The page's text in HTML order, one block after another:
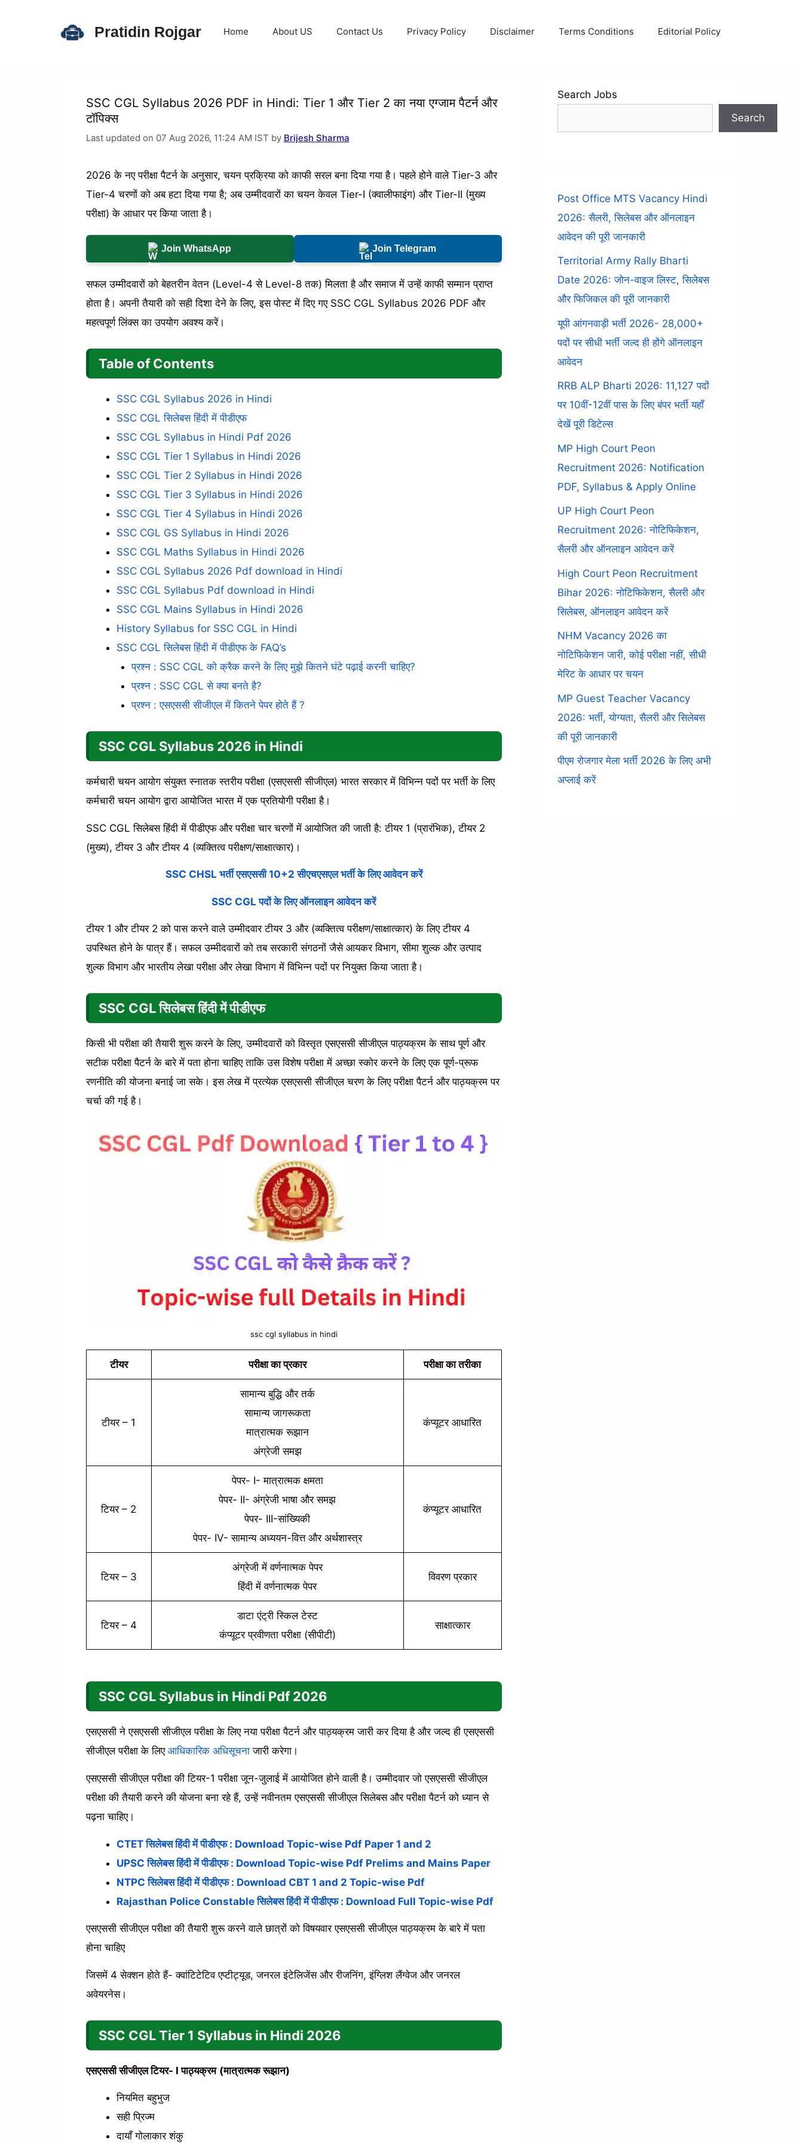
Pratidin Rojgar Home About US Contact Us Privacy Policy Disclaimer Terms Conditions Editorial Policy
SSC CGL Syllabus 2026 PDF in Hindi: Tier 1 और Tier 2 का नया एग्जाम पैटर्न और
टॉपिक्स
Last updated on 07 Aug 2026, 11:24 AM IST by Brijesh Sharma
2026 के नए परीक्षा पैटर्न के अनुसार, चयन प्रक्रिया को काफी सरल बना दिया गया है। पहले होने वाले Tier-3 और
Tier-4 चरणों को अब हटा दिया गया है; अब उम्मीदवारों का चयन केवल Tier-I (क्वालीफाइंग) और Tier-II (मुख्य
परीक्षा) के आधार पर किया जाता है।
Join WhatsApp Join Telegram
सफल उम्मीदवारों को बेहतरीन वेतन (Level-4 से Level-8 तक) मिलता है और समाज में उन्हें काफी सम्मान प्राप्त
होता है। अपनी तैयारी को सही दिशा देने के लिए, इस पोस्ट में दिए गए SSC CGL Syllabus 2026 PDF और
महत्वपूर्ण लिंक्स का उपयोग अवश्य करें।
Table of Contents
SSC CGL Syllabus 2026 in Hindi
SSC CGL सिलेबस हिंदी में पीडीएफ
SSC CGL Syllabus in Hindi Pdf 2026
SSC CGL Tier 1 Syllabus in Hindi 2026
SSC CGL Tier 2 Syllabus in Hindi 2026
SSC CGL Tier 3 Syllabus in Hindi 2026
SSC CGL Tier 4 Syllabus in Hindi 2026
SSC CGL GS Syllabus in Hindi 2026
SSC CGL Maths Syllabus in Hindi 2026
SSC CGL Syllabus 2026 Pdf download in Hindi
SSC CGL Syllabus Pdf download in Hindi
SSC CGL Mains Syllabus in Hindi 2026
History Syllabus for SSC CGL in Hindi
SSC CGL सिलेबस हिंदी में पीडीएफ के FAQ’s
प्रश्न : SSC CGL को क्रैक करने के लिए मुझे कितने घंटे पढ़ाई करनी चाहिए?
प्रश्न : SSC CGL से क्या बनते है?
प्रश्न : एसएससी सीजीएल में कितने पेपर होते हैं ?
SSC CGL Syllabus 2026 in Hindi
कर्मचारी चयन आयोग संयुक्त स्नातक स्तरीय परीक्षा (एसएससी सीजीएल) भारत सरकार में विभिन्न पदों पर भर्ती के लिए
कर्मचारी चयन आयोग द्वारा आयोजित भारत में एक प्रतियोगी परीक्षा है।
SSC CGL सिलेबस हिंदी में पीडीएफ और परीक्षा चार चरणों में आयोजित की जाती है: टीयर 1 (प्रारंभिक), टीयर 2
(मुख्य), टीयर 3 और टीयर 4 (व्यक्तित्व परीक्षण/साक्षात्कार)।
SSC CHSL भर्ती एसएससी 10+2 सीएचएसएल भर्ती के लिए आवेदन करें
SSC CGL पदों के लिए ऑनलाइन आवेदन करें
टीयर 1 और टीयर 2 को पास करने वाले उम्मीदवार टीयर 3 और (व्यक्तित्व परीक्षण/साक्षात्कार) के लिए टीयर 4
उपस्थित होने के पात्र हैं। सफल उम्मीदवारों को तब सरकारी संगठनों जैसे आयकर विभाग, सीमा शुल्क और उत्पाद
शुल्क विभाग और भारतीय लेखा परीक्षा और लेखा विभाग में विभिन्न पदों पर नियुक्त किया जाता है।
SSC CGL सिलेबस हिंदी में पीडीएफ
किसी भी परीक्षा की तैयारी शुरू करने के लिए, उम्मीदवारों को विस्तृत एसएससी सीजीएल पाठ्यक्रम के साथ पूर्ण और
सटीक परीक्षा पैटर्न के बारे में पता होना चाहिए ताकि उस विशेष परीक्षा में अच्छा स्कोर करने के लिए एक पूर्ण-प्रूफ
रणनीति की योजना बनाई जा सके। इस लेख में प्रत्येक एसएससी सीजीएल चरण के लिए परीक्षा पैटर्न और पाठ्यक्रम पर
चर्चा की गई है।
ssc cgl syllabus in hindi
टीयर परीक्षा का प्रकार परीक्षा का तरीका
टीयर – 1
सामान्य बुद्धि और तर्क
सामान्य जागरूकता
मात्रात्मक रूझान
अंग्रेजी समझ
कंप्यूटर आधारित
टियर – 2
पेपर- I- मात्रात्मक क्षमता
पेपर- II- अंग्रेजी भाषा और समझ
पेपर- III-सांख्यिकी
पेपर- IV- सामान्य अध्ययन-वित्त और अर्थशास्त्र
कंप्यूटर आधारित
टियर – 3
अंग्रेजी में वर्णनात्मक पेपर
हिंदी में वर्णनात्मक पेपर
विवरण प्रकार
टियर – 4
डाटा एंट्री स्किल टेस्ट
कंप्यूटर प्रवीणता परीक्षा (सीपीटी)
साक्षात्कार
SSC CGL Syllabus in Hindi Pdf 2026
एसएससी ने एसएससी सीजीएल परीक्षा के लिए नया परीक्षा पैटर्न और पाठ्यक्रम जारी कर दिया है और जल्द ही एसएससी
सीजीएल परीक्षा के लिए आधिकारिक अधिसूचनाजारी करेगा।
एसएससी सीजीएल परीक्षा की टियर-1 परीक्षा जून-जुलाई में आयोजित होने वाली है। उम्मीदवार जो एसएससी सीजीएल
परीक्षा की तैयारी करने की योजना बना रहे हैं, उन्हें नवीनतम एसएससी सीजीएल सिलेबस और परीक्षा पैटर्न को ध्यान से
पढ़ना चाहिए।
CTET सिलेबस हिंदी में पीडीएफ : Download Topic-wise Pdf Paper 1 and 2
UPSC सिलेबस हिंदी में पीडीएफ : Download Topic-wise Pdf Prelims and Mains Paper
NTPC सिलेबस हिंदी में पीडीएफ : Download CBT 1 and 2 Topic-wise Pdf
Rajasthan Police Constable सिलेबस हिंदी में पीडीएफ : Download Full Topic-wise Pdf
एसएससी सीजीएल परीक्षा की तैयारी शुरू करने वाले छात्रों को विषयवार एसएससी सीजीएल पाठ्यक्रम के बारे में पता
होना चाहिए
जिसमें 4 सेक्शन होते हैं- क्वांटिटेटिव एप्टीट्यूड, जनरल इंटेलिजेंस और रीजनिंग, इंग्लिश लैंग्वेज और जनरल
अवेयरनेस।
SSC CGL Tier 1 Syllabus in Hindi 2026
एसएससी सीजीएल टियर- I पाठ्यक्रम (मात्रात्मक रूझान)
नियमित बहुभुज
सही प्रिज्म
दायाँ गोलाकार शंकु
Search Jobs
Search
Post Office MTS Vacancy Hindi
2026: सैलरी, सिलेबस और ऑनलाइन
आवेदन की पूरी जानकारी
Territorial Army Rally Bharti
Date 2026: जोन-वाइज लिस्ट, सिलेबस
और फिजिकल की पूरी जानकारी
यूपी आंगनवाड़ी भर्ती 2026- 28,000+
पदों पर सीधी भर्ती जल्द ही होंगे ऑनलाइन
आवेदन
RRB ALP Bharti 2026: 11,127 पदों
पर 10वीं-12वीं पास के लिए बंपर भर्ती यहाँ
देखें पूरी डिटेल्स
MP High Court Peon
Recruitment 2026: Notification
PDF, Syllabus & Apply Online
UP High Court Peon
Recruitment 2026: नोटिफिकेशन,
सैलरी और ऑनलाइन आवेदन करें
High Court Peon Recruitment
Bihar 2026: नोटिफिकेशन, सैलरी और
सिलेबस, ऑनलाइन आवेदन करें
NHM Vacancy 2026 का
नोटिफिकेशन जारी, कोई परीक्षा नहीं, सीधी
मेरिट के आधार पर चयन
MP Guest Teacher Vacancy
2026: भर्ती, योग्यता, सैलरी और सिलेबस
की पूरी जानकारी
पीएम रोजगार मेला भर्ती 2026 के लिए अभी
अप्लाई करें